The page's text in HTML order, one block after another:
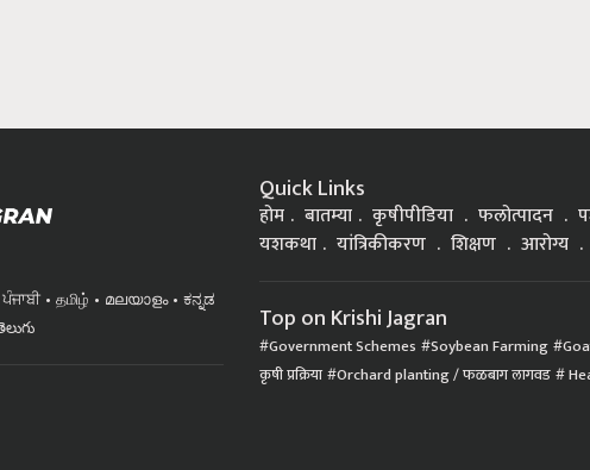
ਪੰਜਾਬੀ தமிழ் മലയാളം
ಕನ್ನಡ
Quick Links
होम बातम्या कृषीपीडिया फलोत्पादन
यशकथा
यांत्रिकीकरण शिक्षण आरोग्य
Top on Krishi Jagran
Government Schemes Soybean Farming
कृषी प्रक्रिया Orchard planting / फळबाग लागवड